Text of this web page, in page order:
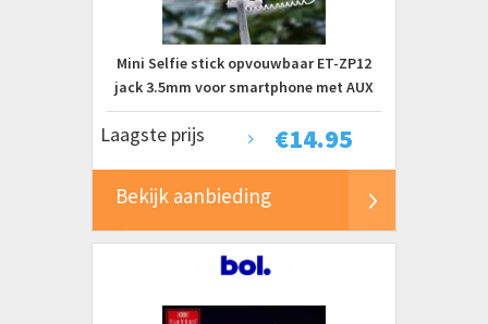
Mini Selfie stick opvouwbaar ET-ZP12
jack 3.5mm voor smartphone met AUX
aansluiting Wit
€14.95
Laagste prijs
Bekijk aanbieding